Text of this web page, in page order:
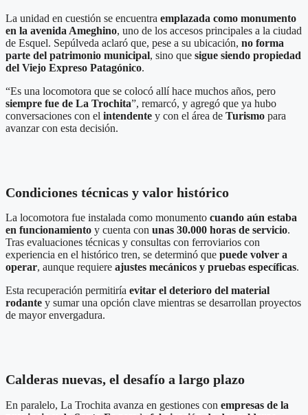
La unidad en cuestión se encuentra emplazada como monumento
en la avenida Ameghino, uno de los accesos principales a la ciudad
de Esquel. Sepúlveda aclaró que, pese a su ubicación, no forma
parte del patrimonio municipal, sino que sigue siendo propiedad
del Viejo Expreso Patagónico.
“Es una locomotora que se colocó allí hace muchos años, pero
siempre fue de La Trochita”, remarcó, y agregó que ya hubo
conversaciones con el intendente y con el área de Turismo para
avanzar con esta decisión.
Condiciones técnicas y valor histórico
La locomotora fue instalada como monumento cuando aún estaba
en funcionamiento y cuenta con unas 30.000 horas de servicio.
Tras evaluaciones técnicas y consultas con ferroviarios con
experiencia en el histórico tren, se determinó que puede volver a
operar, aunque requiere ajustes mecánicos y pruebas específicas.
Esta recuperación permitiría evitar el deterioro del material
rodante y sumar una opción clave mientras se desarrollan proyectos
de mayor envergadura.
Calderas nuevas, el desafío a largo plazo
En paralelo, La Trochita avanza en gestiones con empresas de la